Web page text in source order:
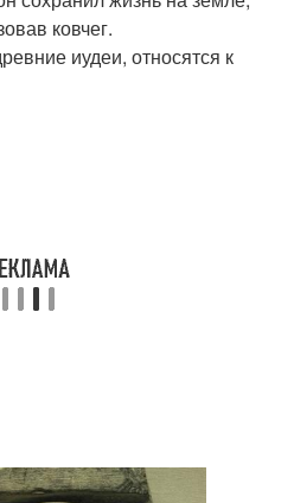
ковчег.
иудеи, относятся к